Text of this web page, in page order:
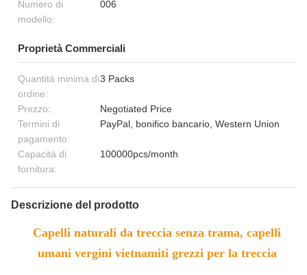
Numero di
modello:
006
Proprietà Commerciali
Quantità minima di
ordine:
3 Packs
Prezzo:
Negotiated Price
Termini di
pagamento:
PayPal, bonifico bancario, Western Union
Capacità di
fornitura:
100000pcs/month
Descrizione del prodotto
Capelli naturali da treccia senza trama, capelli
umani vergini vietnamiti grezzi per la treccia